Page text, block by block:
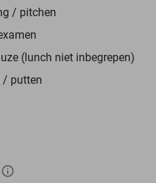
/ pitchen
(lunch niet inbegrepen)
/ putten
info_outlined